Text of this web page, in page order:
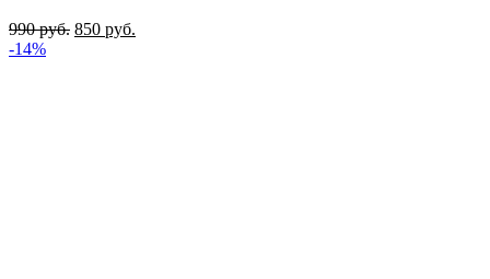
990руб. Первоначальная
850 руб.
-14%